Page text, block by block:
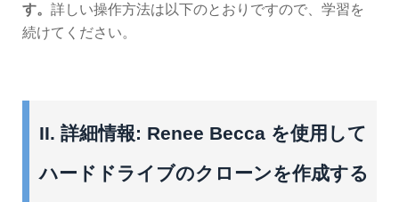
す。 詳しい操作方法は以下のとおりですので、学習を
続けてください。
II. 詳細情報: Renee Becca を使用して
ハードドライブのクローンを作成する